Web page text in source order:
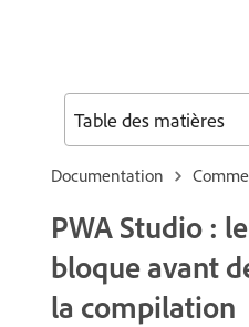
Documentation
PWA Studio :
bloque avant
la compilation
Table des matières